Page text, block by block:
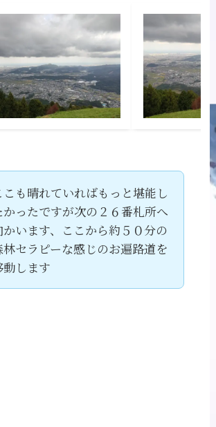
こも晴れていればもっと堪能し
かったですが次の２６番札所へ
かいます、ここから約５０分の
林セラピーな感じのお遍路道を
動します